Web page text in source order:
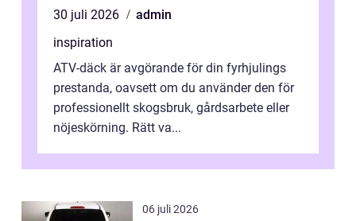
30 juli 2026
admin
inspiration
ATV-däck är avgörande för din fyrhjulings
prestanda, oavsett om du använder den för
professionellt skogsbruk, gårdsarbete eller
nöjeskörning. Rätt va...
06 juli 2026